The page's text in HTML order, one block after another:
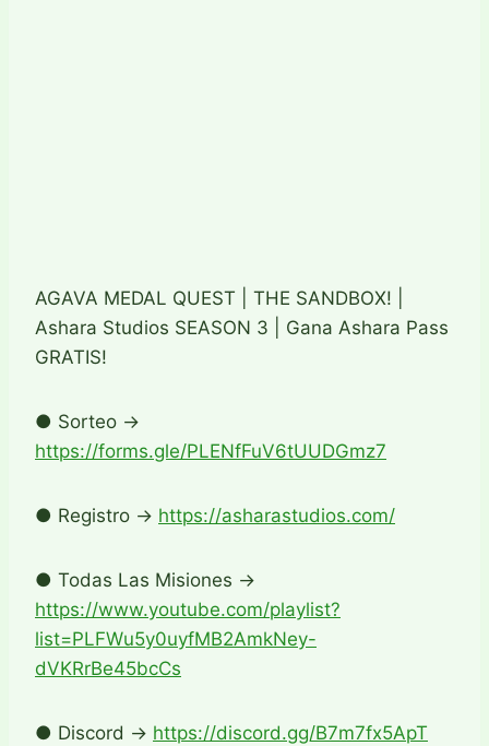
AGAVA MEDAL QUEST | THE SANDBOX! |
Ashara Studios SEASON 3 | Gana Ashara Pass
GRATIS!
● Sorteo →
https://forms.gle/PLENfFuV6tUUDGmz7
● Registro → https://asharastudios.com/
● Todas Las Misiones →
https://www.youtube.com/playlist?
list=PLFWu5y0uyfMB2AmkNey-
dVKRrBe45bcCs
● Discord → https://discord.gg/B7m7fx5ApT